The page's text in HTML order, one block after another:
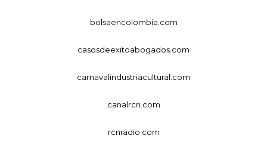
bolsaencolombia.com
casosdeexitoabogados.com
carnavalindustriacultural.com
canalrcn.com
rcnradio.com